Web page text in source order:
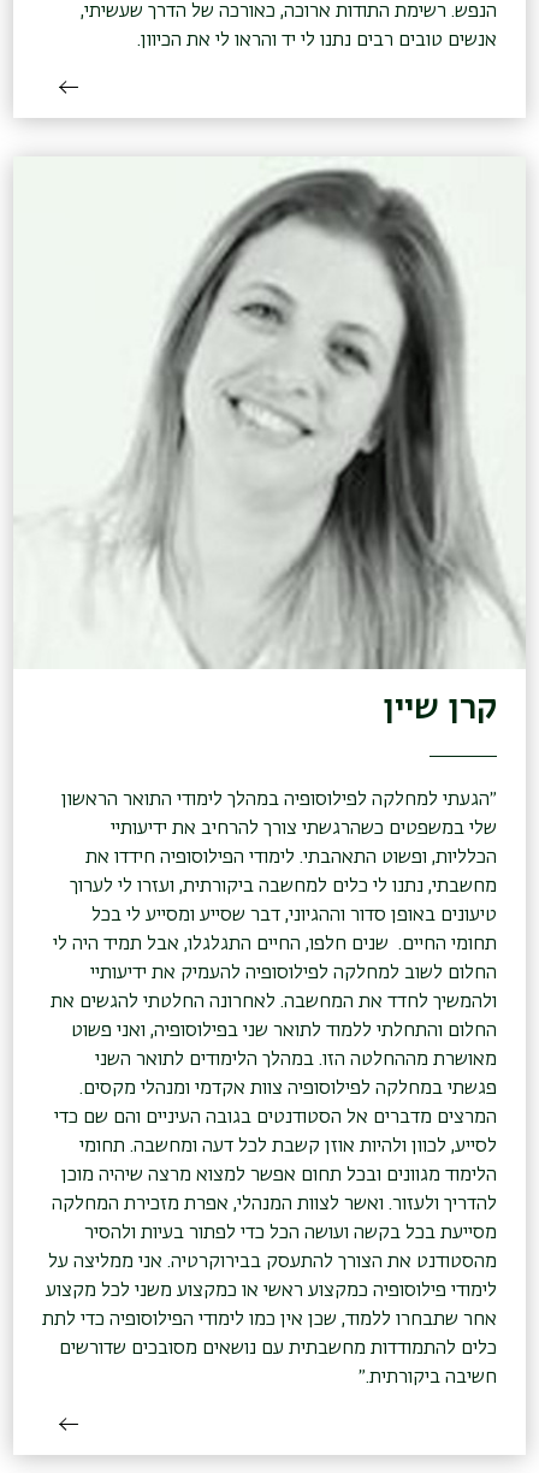
הנפש. רשימת התודות ארוכה, כאורכה של הדרך שעשיתי,
אנשים טובים רבים נתנו לי יד והראו לי את הכיוון.
קרן שיין
״הגעתי למחלקה לפילוסופיה במהלך לימודי התואר הראשון
שלי במשפטים כשהרגשתי צורך להרחיב את ידיעותיי
הכלליות, ופשוט התאהבתי. לימודי הפילוסופיה חידדו את
מחשבתי, נתנו לי כלים למחשבה ביקורתית, ועזרו לי לערוך
טיעונים באופן סדור וההגיוני, דבר שסייע ומסייע לי בכל
תחומי החיים. שנים חלפו, החיים התגלגלו, אבל תמיד היה לי
החלום לשוב למחלקה לפילוסופיה להעמיק את ידיעותיי
ולהמשיך לחדד את המחשבה. לאחרונה החלטתי להגשים את
החלום והתחלתי ללמוד לתואר שני בפילוסופיה, ואני פשוט
מאושרת מההחלטה הזו. במהלך הלימודים לתואר השני
פגשתי במחלקה לפילוסופיה צוות אקדמי ומנהלי מקסים.
המרצים מדברים אל הסטודנטים בגובה העיניים והם שם כדי
לסייע, לכוון ולהיות אוזן קשבת לכל דעה ומחשבה. תחומי
הלימוד מגוונים ובכל תחום אפשר למצוא מרצה שיהיה מוכן
להדריך ולעזור. ואשר לצוות המנהלי, אפרת מזכירת המחלקה
מסייעת בכל בקשה ועושה הכל כדי לפתור בעיות ולהסיר
מהסטודנט את הצורך להתעסק בבירוקרטיה. אני ממליצה על
לימודי פילוסופיה כמקצוע ראשי או כמקצוע משני לכל מקצוע
אחר שתבחרו ללמוד, שכן אין כמו לימודי הפילוסופיה כדי לתת
כלים להתמודדות מחשבתית עם נושאים מסובכים שדורשים
חשיבה ביקורתית.״